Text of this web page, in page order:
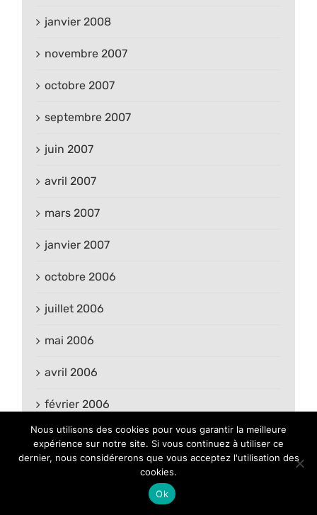
janvier 2008
novembre 2007
octobre 2007
septembre 2007
juin 2007
avril 2007
mars 2007
janvier 2007
octobre 2006
juillet 2006
mai 2006
avril 2006
février 2006
janvier 2006
novembre 2005
Nous utilisons des cookies pour vous garantir la meilleure
expérience sur notre site. Si vous continuez à utiliser ce
dernier, nous considérerons que vous acceptez l'utilisation des
cookies.
Ok